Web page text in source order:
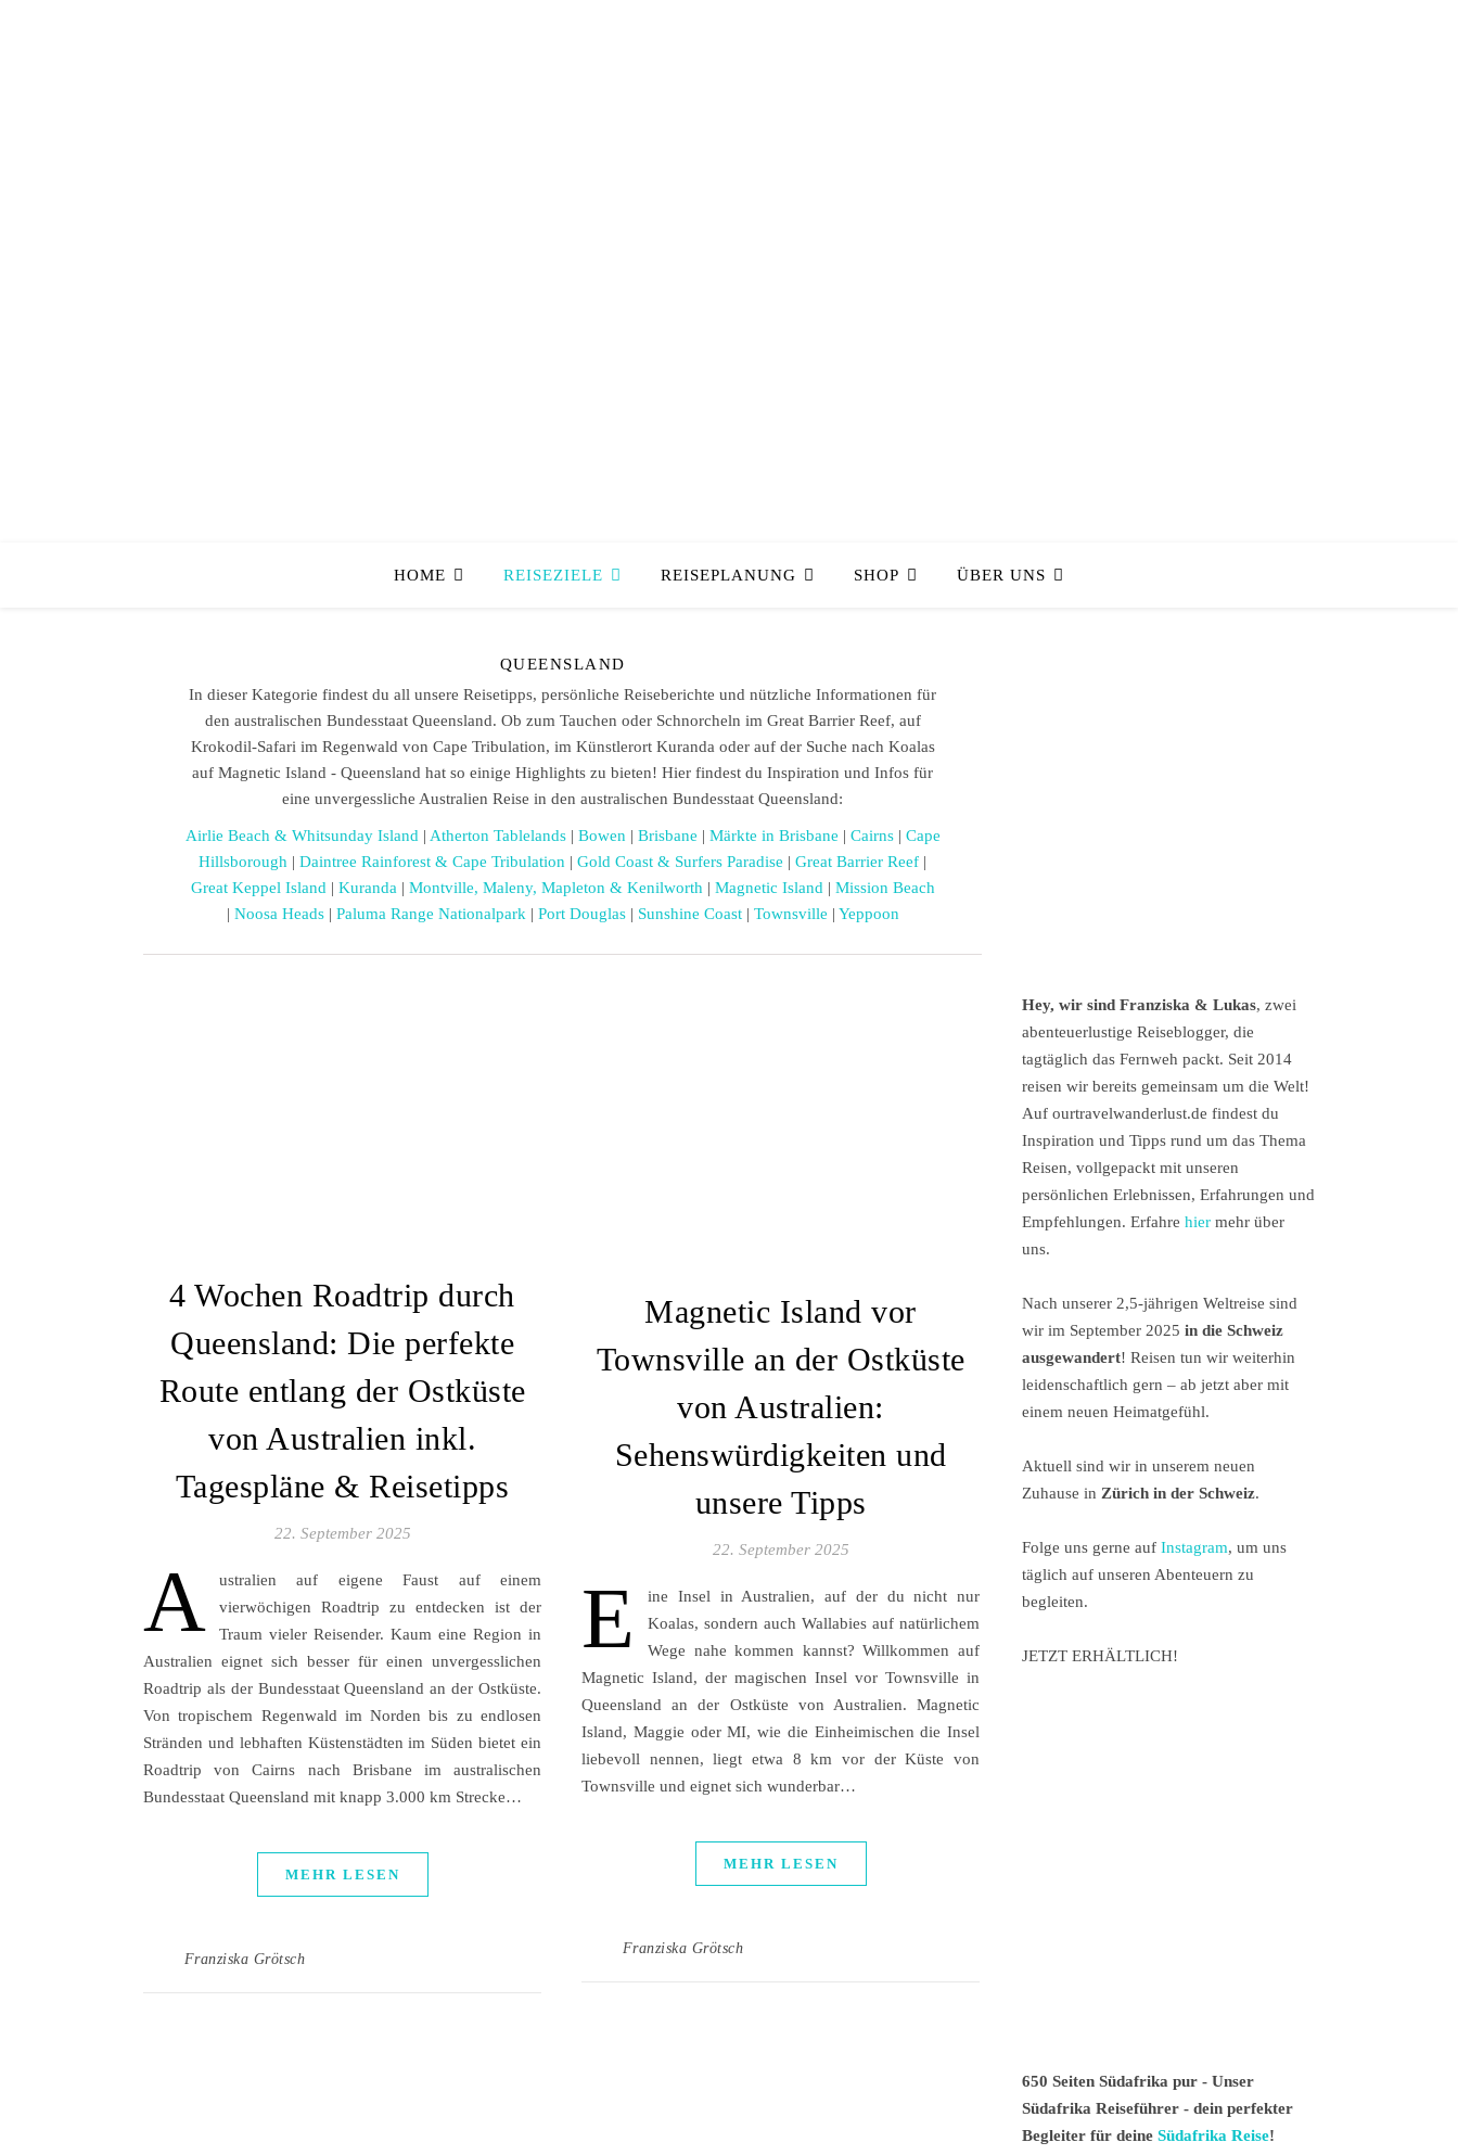
HOME REISEZIELE REISEPLANUNG SHOP ÜBER UNS
QUEENSLAND
In dieser Kategorie findest du all unsere Reisetipps, persönliche Reiseberichte und nützliche Informationen für
den australischen Bundesstaat Queensland. Ob zum Tauchen oder Schnorcheln im Great Barrier Reef, auf
Krokodil-Safari im Regenwald von Cape Tribulation, im Künstlerort Kuranda oder auf der Suche nach Koalas
auf Magnetic Island - Queensland hat so einige Highlights zu bieten! Hier findest du Inspiration und Infos für
eine unvergessliche Australien Reise in den australischen Bundesstaat Queensland:
Airlie Beach & Whitsunday Island | Atherton Tablelands| Bowen | Brisbane | Märkte in Brisbane | Cairns| Cape
Hillsborough | Daintree Rainforest & Cape Tribulation | Gold Coast & Surfers Paradise | Great Barrier Reef |
Great Keppel Island | Kuranda | Montville, Maleny, Mapleton & Kenilworth | Magnetic Island | Mission Beach
| Noosa Heads| Paluma Range Nationalpark | Port Douglas| Sunshine Coast| Townsville | Yeppoon
4 Wochen Roadtrip durch
Queensland: Die perfekte
Route entlang der Ostküste
von Australien inkl.
Tagespläne & Reisetipps
22. September 2025
A
ustralien auf eigene Faust auf einem
vierwöchigen Roadtrip zu entdecken ist der
Traum vieler Reisender. Kaum eine Region in
Australien eignet sich besser für einen unvergesslichen
Roadtrip als der Bundesstaat Queensland an der Ostküste.
Von tropischem Regenwald im Norden bis zu endlosen
Stränden und lebhaften Küstenstädten im Süden bietet ein
Roadtrip von Cairns nach Brisbane im australischen
Bundesstaat Queensland mit knapp 3.000 km Strecke…
MEHR LESEN
Franziska Grötsch
Magnetic Island vor
Townsville an der Ostküste
von Australien:
Sehenswürdigkeiten und
unsere Tipps
22. September 2025
E
ine Insel in Australien, auf der du nicht nur
Koalas, sondern auch Wallabies auf natürlichem
Wege nahe kommen kannst? Willkommen auf
Magnetic Island, der magischen Insel vor Townsville in
Queensland an der Ostküste von Australien. Magnetic
Island, Maggie oder MI, wie die Einheimischen die Insel
liebevoll nennen, liegt etwa 8 km vor der Küste von
Townsville und eignet sich wunderbar…
MEHR LESEN
Franziska Grötsch
Hey, wir sind Franziska & Lukas, zwei
abenteuerlustige Reiseblogger, die
tagtäglich das Fernweh packt. Seit 2014
reisen wir bereits gemeinsam um die Welt!
Auf ourtravelwanderlust.de findest du
Inspiration und Tipps rund um das Thema
Reisen, vollgepackt mit unseren
persönlichen Erlebnissen, Erfahrungen und
Empfehlungen. Erfahre hier mehr über
uns.
Nach unserer 2,5-jährigen Weltreise sind
wir im September 2025 in die Schweiz
ausgewandert! Reisen tun wir weiterhin
leidenschaftlich gern – ab jetzt aber mit
einem neuen Heimatgefühl.
Aktuell sind wir in unserem neuen
Zuhause in Zürich in der Schweiz.
Folge uns gerne auf Instagram, um uns
täglich auf unseren Abenteuern zu
begleiten.
JETZT ERHÄLTLICH!
650 Seiten Südafrika pur - Unser
Südafrika Reiseführer - dein perfekter
Begleiter für deine Südafrika Reise!